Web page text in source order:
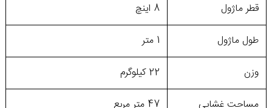
قطر ماژول
8 اینچ
طول ماژول
1 متر
وزن
22 کیلوگرم
مساحت غشایی
47 متر مربع